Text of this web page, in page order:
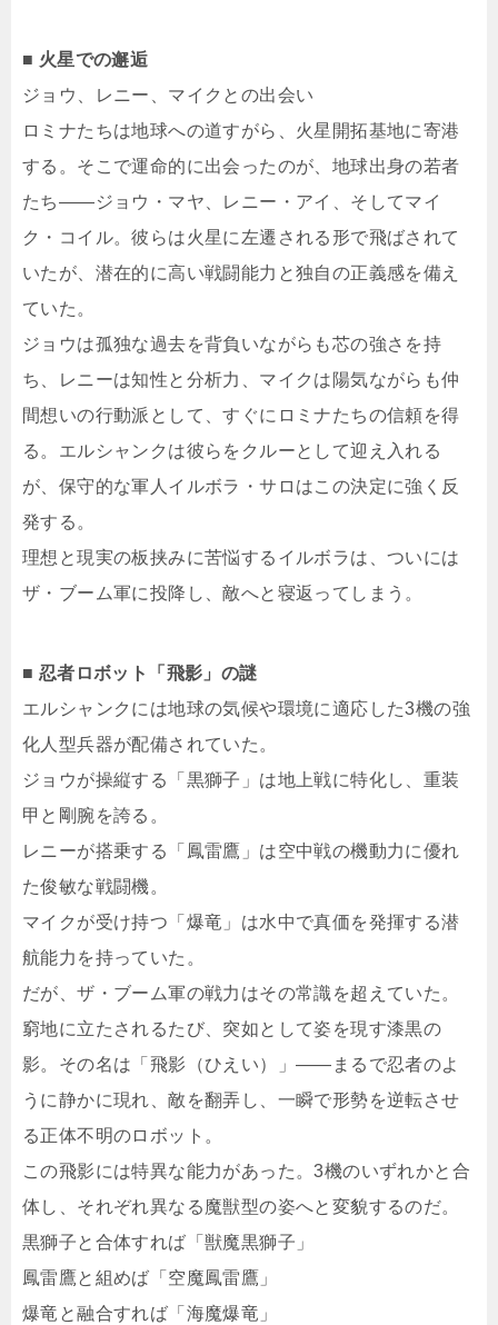
■ 火星での邂逅
ジョウ、レニー、マイクとの出会い
ロミナたちは地球への道すがら、火星開拓基地に寄港
する。そこで運命的に出会ったのが、地球出身の若者
たち――ジョウ・マヤ、レニー・アイ、そしてマイ
ク・コイル。彼らは火星に左遷される形で飛ばされて
いたが、潜在的に高い戦闘能力と独自の正義感を備え
ていた。
ジョウは孤独な過去を背負いながらも芯の強さを持
ち、レニーは知性と分析力、マイクは陽気ながらも仲
間想いの行動派として、すぐにロミナたちの信頼を得
る。エルシャンクは彼らをクルーとして迎え入れる
が、保守的な軍人イルボラ・サロはこの決定に強く反
発する。
理想と現実の板挟みに苦悩するイルボラは、ついには
ザ・ブーム軍に投降し、敵へと寝返ってしまう。
■ 忍者ロボット「飛影」の謎
エルシャンクには地球の気候や環境に適応した3機の強
化人型兵器が配備されていた。
ジョウが操縦する「黒獅子」は地上戦に特化し、重装
甲と剛腕を誇る。
レニーが搭乗する「鳳雷鷹」は空中戦の機動力に優れ
た俊敏な戦闘機。
マイクが受け持つ「爆竜」は水中で真価を発揮する潜
航能力を持っていた。
だが、ザ・ブーム軍の戦力はその常識を超えていた。
窮地に立たされるたび、突如として姿を現す漆黒の
影。その名は「飛影（ひえい）」――まるで忍者のよ
うに静かに現れ、敵を翻弄し、一瞬で形勢を逆転させ
る正体不明のロボット。
この飛影には特異な能力があった。3機のいずれかと合
体し、それぞれ異なる魔獣型の姿へと変貌するのだ。
黒獅子と合体すれば「獣魔黒獅子」
鳳雷鷹と組めば「空魔鳳雷鷹」
爆竜と融合すれば「海魔爆竜」